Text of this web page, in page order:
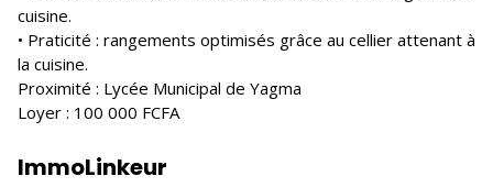
cuisine.
• Praticité : rangements optimisés grâce au cellier attenant à
la cuisine.
Proximité : Lycée Municipal de Yagma
Loyer : 100 000 FCFA
ImmoLinkeur